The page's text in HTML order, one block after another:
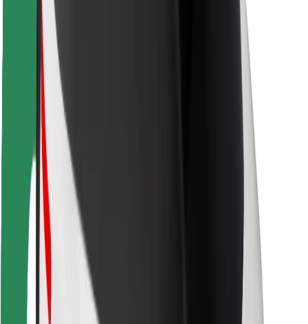
Drošības laboratorija
Pilsētas
Pilsētas
Risinājumi pilsētām
Lidostas
Bolt uzlādes statīvi
Palīdzība
Pasažieriem
Autovadītājiem
Kurjeriem